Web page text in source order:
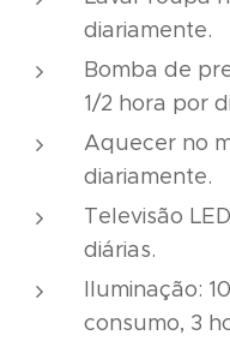
diariamente.
Bomba de
1/2 hora por
Aquecer no
diariamente.
Televisão
diárias.
Iluminação:
consumo, 3